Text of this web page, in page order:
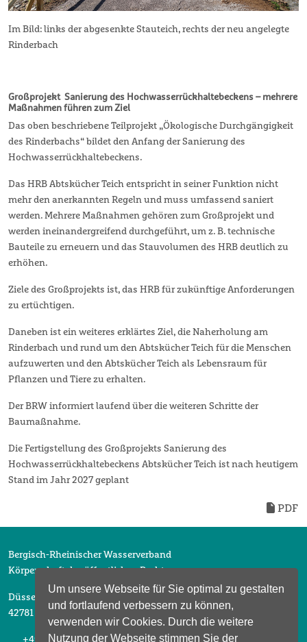
Um unsere Webseite für Sie optimal zu gestalten
und fortlaufend verbessern zu können,
verwenden wir Cookies. Durch die weitere
Nutzung der Webseite stimmen Sie der
PDF
Im Bild: links der abgesenkte Stauteich, rechts der neu angelegte
Rinderbach
Großprojekt Sanierung des Hochwasserrückhaltebeckens – mehrere
Maßnahmen führen zum Ziel
Das oben beschriebene Teilprojekt „Ökologische Durchgängigkeit
des Rinderbachs“ bildet den Anfang der Sanierung des
Hochwasserrückhaltebeckens.
Das HRB Abtskücher Teich entspricht in seiner Funktion nicht
mehr den anerkannten Regeln und muss umfassend saniert
werden. Mehrere Maßnahmen gehören zum Großprojekt und
werden ineinandergreifend durchgeführt, um z. B. technische
Bauteile zu erneuern und das Stauvolumen des HRB deutlich zu
erhöhen.
Ziele des Großprojekts ist, das HRB für zukünftige Anforderungen
zu ertüchtigen.
Daneben ist ein weiteres erklärtes Ziel, die Naherholung am
Rinderbach und rund um den Abtskücher Teich für die Menschen
aufzuwerten und den Abtskücher Teich als Lebensraum für
Pflanzen und Tiere zu erhalten.
Der BRW informiert laufend über die weiteren Schritte der
Baumaßnahme.
Die Fertigstellung des Großprojekts Sanierung des
Hochwasserrückhaltebeckens Abtskücher Teich ist nach heutigem
Stand im Jahr 2027 geplant
Bergisch-Rheinischer Wasserverband
Körperschaft des öffentlichen Rechts
Düsselberger Straße 2
42781 Haan
+49 2104 6913 0